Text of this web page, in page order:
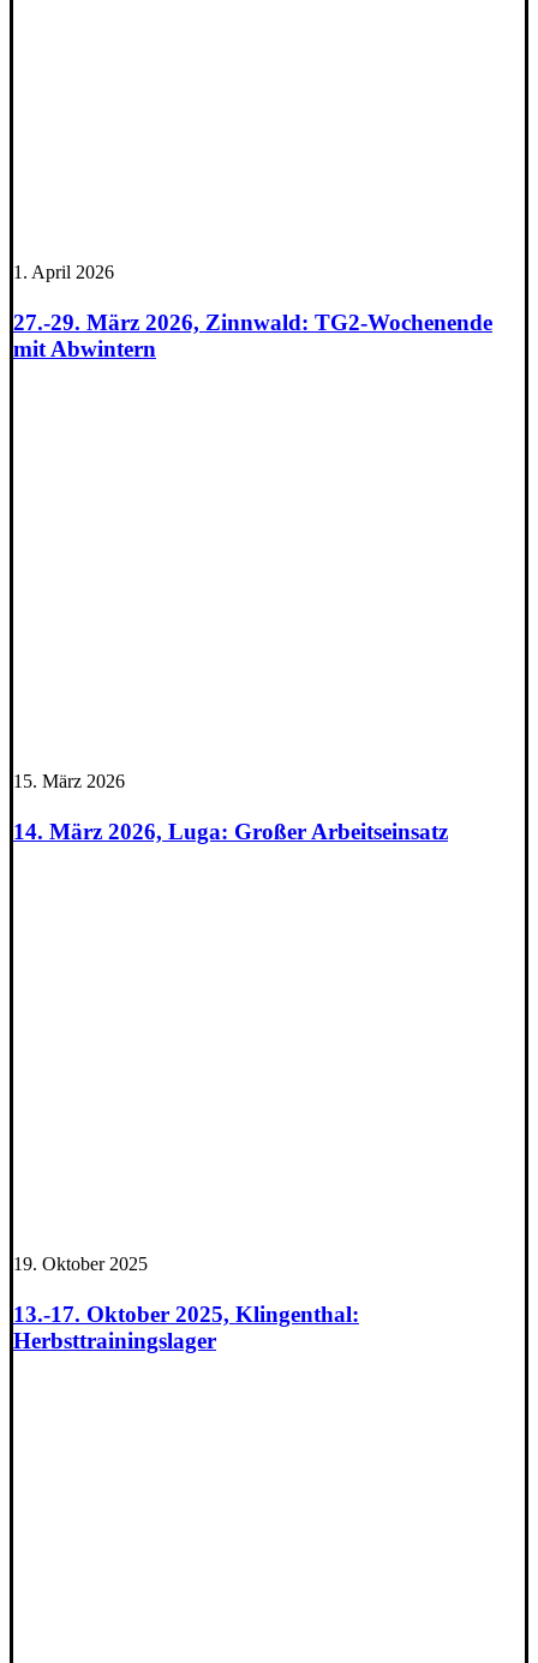
1. April 2026
27.-29. März 2026, Zinnwald: TG2-Wochenende
mit Abwintern
15. März 2026
14. März 2026, Luga: Großer Arbeitseinsatz
19. Oktober 2025
13.-17. Oktober 2025, Klingenthal:
Herbsttrainingslager